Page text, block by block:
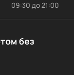
09:30 до 21:00
без